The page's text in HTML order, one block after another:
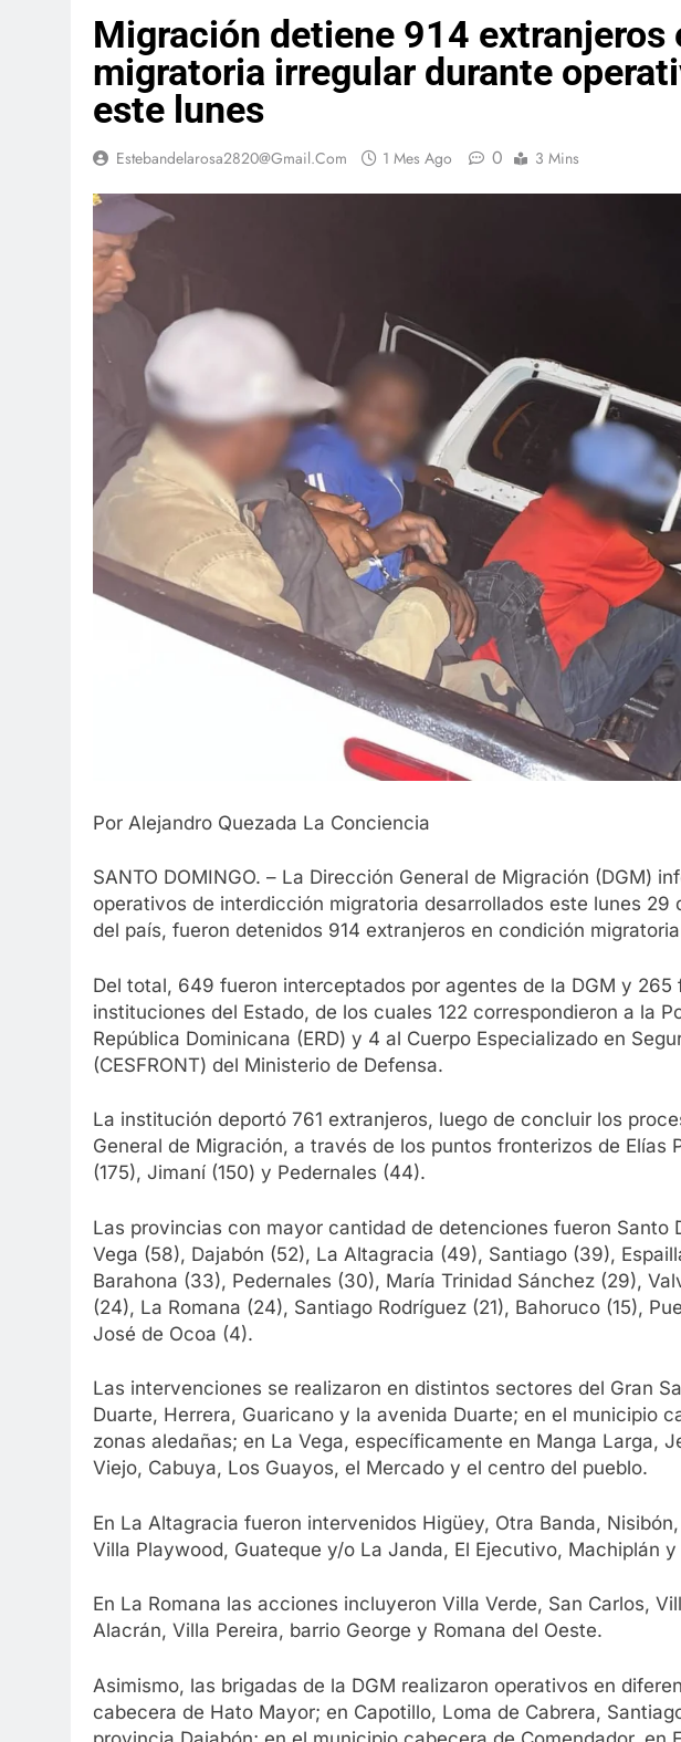
Migración detiene 914 extranjeros
migratoria irregular durante
este lunes
Estebandelarosa2820@gmail.com 1 Mes Ago 0 3 Mins
Por Alejandro Quezada La Conciencia
SANTO DOMINGO. – La Dirección General de Migración (DGM)
operativos de interdicción migratoria desarrollados este lunes 29
del país, fueron detenidos 914 extranjeros en condición
Del total, 649 fueron interceptados por agentes de la DGM y 265
instituciones del Estado, de los cuales 122 correspondieron a la
República Dominicana (ERD) y 4 al Cuerpo Especializado en
(CESFRONT) del Ministerio de Defensa.
La institución deportó 761 extranjeros, luego de concluir los
General de Migración, a través de los puntos fronterizos de Elías
(175), Jimaní (150) y Pedernales (44).
Las provincias con mayor cantidad de detenciones fueron Santo
Vega (58), Dajabón (52), La Altagracia (49), Santiago (39),
Barahona (33), Pedernales (30), María Trinidad Sánchez (29),
(24), La Romana (24), Santiago Rodríguez (21), Bahoruco (15),
José de Ocoa (4).
Las intervenciones se realizaron en distintos sectores del Gran
Duarte, Herrera, Guaricano y la avenida Duarte; en el municipio
zonas aledañas; en La Vega, específicamente en Manga Larga,
Viejo, Cabuya, Los Guayos, el Mercado y el centro del pueblo.
En La Altagracia fueron intervenidos Higüey, Otra Banda,
Villa Playwood, Guateque y/o La Janda, El Ejecutivo, Machiplán
En La Romana las acciones incluyeron Villa Verde, San Carlos,
Alacrán, Villa Pereira, barrio George y Romana del Oeste.
Asimismo, las brigadas de la DGM realizaron operativos en
cabecera de Hato Mayor; en Capotillo, Loma de Cabrera,